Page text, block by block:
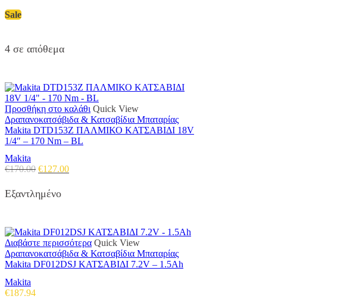
Sale
4 σε απόθεμα
Προσθήκη στο καλάθι Quick View
Δραπανοκατσάβιδα & Κατσαβίδια Μπαταρίας
Makita DTD153Z ΠΑΛΜΙΚΟ ΚΑΤΣΑΒΙΔΙ 18V
1/4″ – 170 Nm – BL
Makita
€170.00 Original
was:
€170.00.
€127.00Η
Εξαντλημένο
Διαβάστε περισσότερα Quick View
Δραπανοκατσάβιδα & Κατσαβίδια Μπαταρίας
Makita DF012DSJ ΚΑΤΣΑΒΙΔΙ 7.2V – 1.5Ah
Makita
€187.94